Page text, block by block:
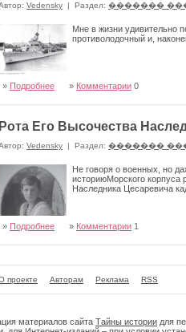
Vedensky | Раздел: �������
Мне в жизни удивительно
противолодочный и,
» Подробнее » Комментарии 0
Рота Его Высочества
Vedensky | Раздел: �������
Не говоря о военных, но
историюМорского
Наследника Цесаревича
» Подробнее » Комментарии 1
проекте Авторам Реклама RSS
материалов сайта Тайны истории для